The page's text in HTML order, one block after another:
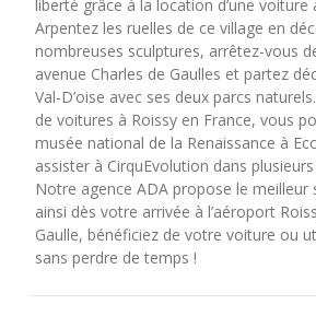
liberté grâce à la location d’une voiture
Arpentez les ruelles de ce village en
nombreuses sculptures, arrêtez-vous
avenue Charles de Gaulles et partez
Val-D’oise avec ses deux parcs
de voitures à Roissy en France, vous
musée national de la Renaissance à
assister à CirquEvolution dans
Notre agence ADA propose le meilleur
ainsi dès votre arrivée à l’aéroport
Gaulle, bénéficiez de votre voiture ou
sans perdre de temps !